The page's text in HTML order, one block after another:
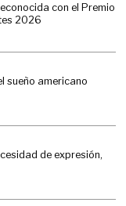
con el Premio
2026
sueño americano
de expresión,